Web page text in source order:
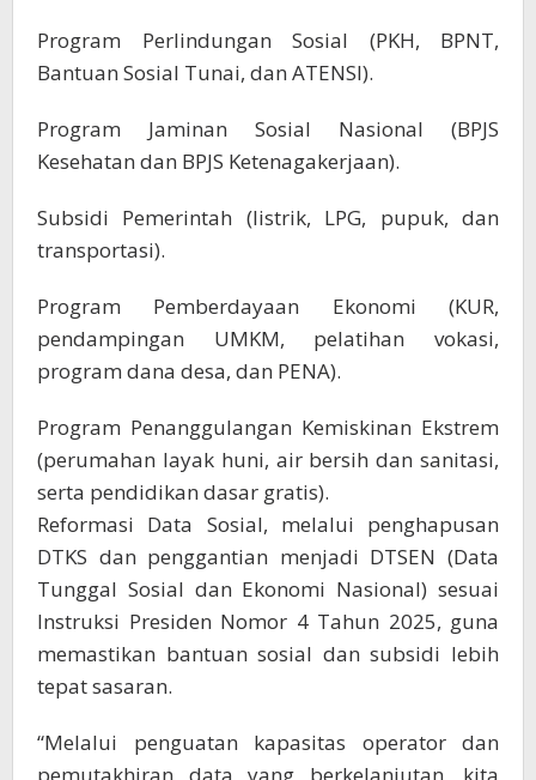
Program Perlindungan Sosial (PKH, BPNT,
Bantuan Sosial Tunai, dan ATENSI).
Program Jaminan Sosial Nasional (BPJS
Kesehatan dan BPJS Ketenagakerjaan).
Subsidi Pemerintah (listrik, LPG, pupuk, dan
transportasi).
Program Pemberdayaan Ekonomi (KUR,
pendampingan UMKM, pelatihan vokasi,
program dana desa, dan PENA).
Program Penanggulangan Kemiskinan Ekstrem
(perumahan layak huni, air bersih dan sanitasi,
serta pendidikan dasar gratis).
Reformasi Data Sosial, melalui penghapusan
DTKS dan penggantian menjadi DTSEN (Data
Tunggal Sosial dan Ekonomi Nasional) sesuai
Instruksi Presiden Nomor 4 Tahun 2025, guna
memastikan bantuan sosial dan subsidi lebih
tepat sasaran.
“Melalui penguatan kapasitas operator dan